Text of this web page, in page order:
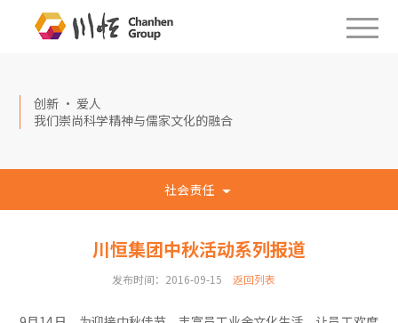
创新 · 爱人
我们崇尚科学精神与儒家文化的融合
社会责任
川恒集团中秋活动系列报道
发布时间：2016-09-15 返回列表